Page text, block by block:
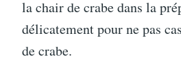
la chair de crabe dans la
délicatement pour ne pas
de crabe.